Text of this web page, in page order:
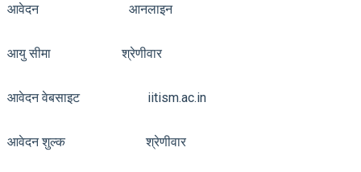
आवेदन आनलाइन
आयु सीमा श्रेणीवार
आवेदन वेबसाइट iitism.ac.in
आवेदन शुल्क श्रेणीवार